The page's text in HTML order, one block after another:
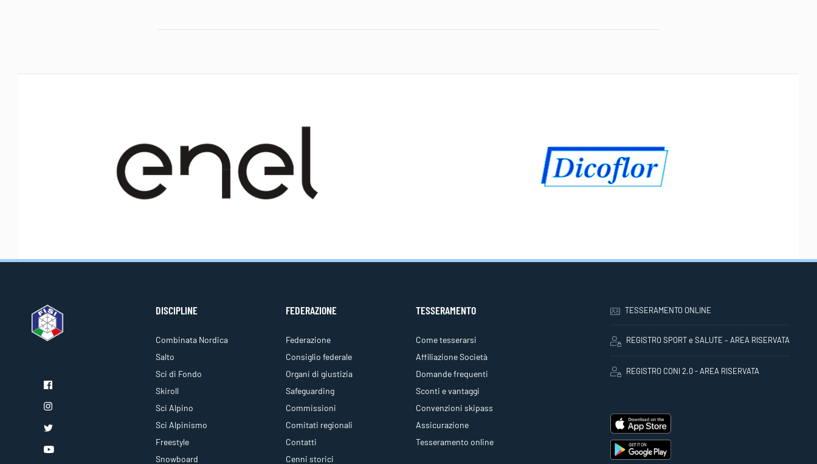
DISCIPLINE
Combinata Nordica
Salto
Sci di Fondo
Skiroll
Sci Alpino
Sci Alpinismo
Freestyle
Snowboard
FEDERAZIONE
Federazione
Consiglio federale
Organi di giustizia
Safeguarding
Commissioni
Comitati regionali
Contatti
Cenni storici
TESSERAMENTO
Come tesserarsi
Affiliazione Società
Domande frequenti
Sconti e vantaggi
Convenzioni skipass
Assicurazione
Tesseramento online
TESSERAMENTO ONLINE
REGISTRO SPORT e SALUTE – AREA RISERVATA
REGISTRO CONI 2.0 - AREA RISERVATA